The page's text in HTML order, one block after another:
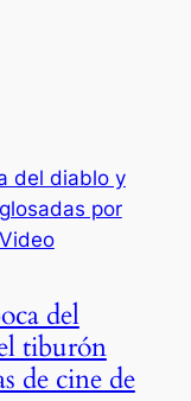
del
tiburón
de cine de